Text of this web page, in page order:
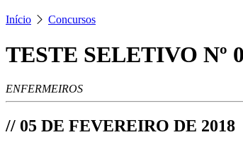
Início Concursos
TESTE SELETIVO Nº
ENFERMEIROS
// 05 DE FEVEREIRO DE 2018